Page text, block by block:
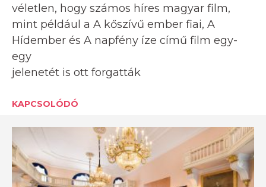
véletlen, hogy számos híres magyar film,
mint például a A kőszívű ember fiai, A
Hídember és A napfény íze című film egy-
egy
jelenetét is ott forgatták
KAPCSOLÓDÓ